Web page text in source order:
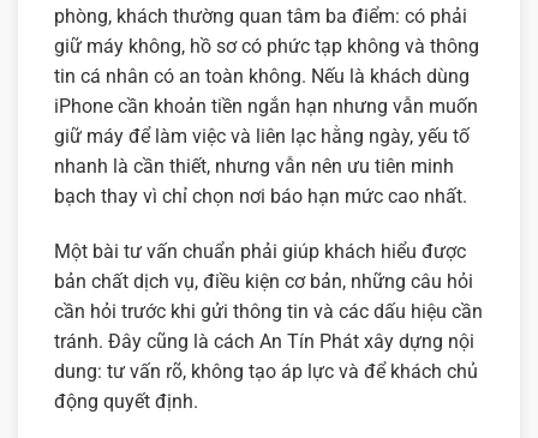
phòng, khách thường quan tâm ba điểm: có phải
giữ máy không, hồ sơ có phức tạp không và thông
tin cá nhân có an toàn không. Nếu là khách dùng
iPhone cần khoản tiền ngắn hạn nhưng vẫn muốn
giữ máy để làm việc và liên lạc hằng ngày, yếu tố
nhanh là cần thiết, nhưng vẫn nên ưu tiên minh
bạch thay vì chỉ chọn nơi báo hạn mức cao nhất.
Một bài tư vấn chuẩn phải giúp khách hiểu được
bản chất dịch vụ, điều kiện cơ bản, những câu hỏi
cần hỏi trước khi gửi thông tin và các dấu hiệu cần
tránh. Đây cũng là cách An Tín Phát xây dựng nội
dung: tư vấn rõ, không tạo áp lực và để khách chủ
động quyết định.